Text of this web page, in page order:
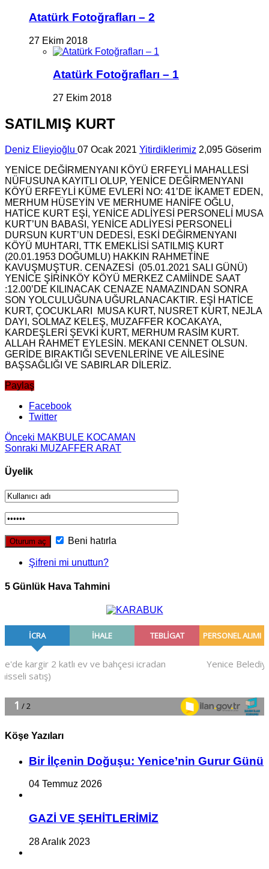
Atatürk Fotoğrafları – 2
27 Ekim 2018
Atatürk Fotoğrafları – 1
27 Ekim 2018
SATILMIŞ KURT
Deniz Elieyioğlu 07 Ocak 2021 Yitirdiklerimiz 2,095 Göserim
YENİCE DEĞİRMENYANI KÖYÜ ERFEYLİ MAHALLESİ
NÜFUSUNA KAYITLI OLUP, YENİCE DEĞİRMENYANI
KÖYÜ ERFEYLİ KÜME EVLERİ NO: 41’DE İKAMET EDEN,
MERHUM HÜSEYİN VE MERHUME HANİFE OĞLU,
HATİCE KURT EŞİ, YENİCE ADLİYESİ PERSONELİ MUSA
KURT’UN BABASI, YENİCE ADLİYESİ PERSONELİ
DURSUN KURT’UN DEDESİ, ESKİ DEĞİRMENYANI
KÖYÜ MUHTARI, TTK EMEKLİSİ SATILMIŞ KURT
(20.01.1953 DOĞUMLU) HAKKIN RAHMETİNE
KAVUŞMUŞTUR. CENAZESİ (05.01.2021 SALI GÜNÜ)
YENİCE ŞİRİNKÖY KÖYÜ MERKEZ CAMİİNDE SAAT
:12.00’DE KILINACAK CENAZE NAMAZINDAN SONRA
SON YOLCULUĞUNA UĞURLANACAKTIR. EŞİ HATİCE
KURT, ÇOCUKLARI MUSA KURT, NUSRET KURT, NEJLA
DAYI, SOLMAZ KELEŞ, MUZAFFER KOCAKAYA,
KARDEŞLERİ ŞEVKİ KURT, MERHUM RASİM KURT.
ALLAH RAHMET EYLESİN. MEKANI CENNET OLSUN.
GERİDE BIRAKTIĞI SEVENLERİNE VE AİLESİNE
BAŞSAĞLIĞI VE SABIRLAR DİLERİZ.
Paylaş
Facebook
Twitter
Önceki MAKBULE KOCAMAN
Sonraki MUZAFFER ARAT
Üyelik
Beni hatırla
Şifreni mi unuttun?
5 Günlük Hava Tahmini
Köşe Yazıları
Bir İlçe­nin Do­ğu­şu: Ye­ni­ce’nin Gurur Günü
04 Temmuz 2026
GAZİ VE ŞEHİTLERİMİZ
28 Aralık 2023